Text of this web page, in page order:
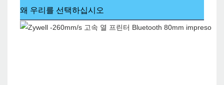
왜 우리를 선택하십시오